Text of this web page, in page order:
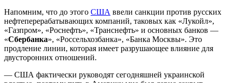
Напомним, что до этого США ввели санкции против русских
нефтеперерабатывающих компаний, таковых как «Лукойл»,
«Газпром», «Роснефть», «Транснефть» и основных банков —
«Сбербанка», «Россельхозбанка», «Банка Москвы». Это
продление линии, которая имеет разрушающее влияние для
двусторонних отношений.
— США фактически руководят сегодняшней украинской